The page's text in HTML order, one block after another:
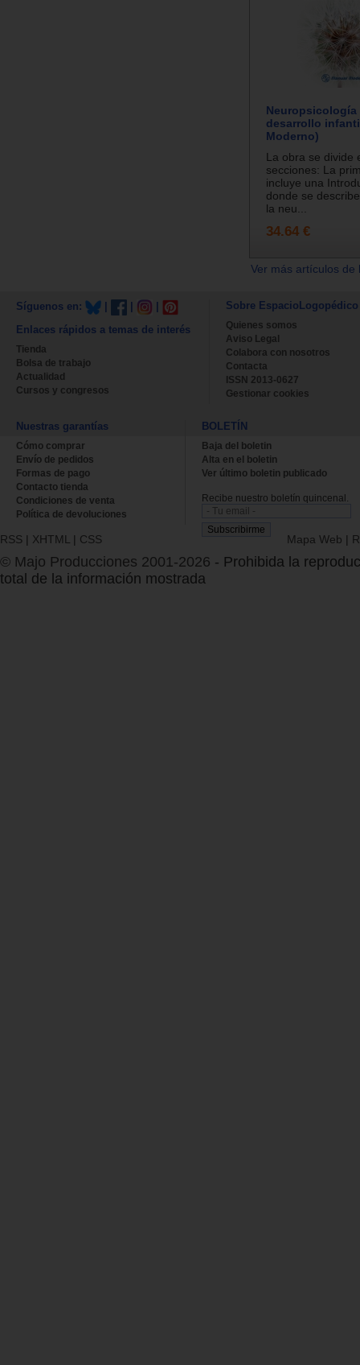
Neuropsicología
desarrollo
Moderno)
La obra se divide
secciones: La
incluye una
donde se
la neu...
34.64 €
Ver más artículos
Síguenos en:
Enlaces rápidos a temas de interés
Tienda
Bolsa de trabajo
Actualidad
Cursos y congresos
Sobre EspacioLogopédico
Quienes somos
Aviso Legal
Colabora con nosotros
Contacta
ISSN 2013-0627
Gestionar cookies
Nuestras garantías
Cómo comprar
Envío de pedidos
Formas de pago
Contacto tienda
Condiciones de venta
Política de devoluciones
BOLETÍN
Baja del boletin
Alta en el boletin
Ver último boletin publicado
Recibe nuestro boletín quincenal.
RSS | XHTML | CSS Mapa Web |
© Majo Producciones 2001-2026 - Prohibida la
total de la información mostrada